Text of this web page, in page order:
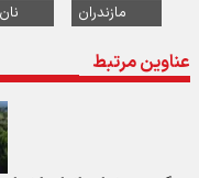
مازندران نان
عناوین مرتبط